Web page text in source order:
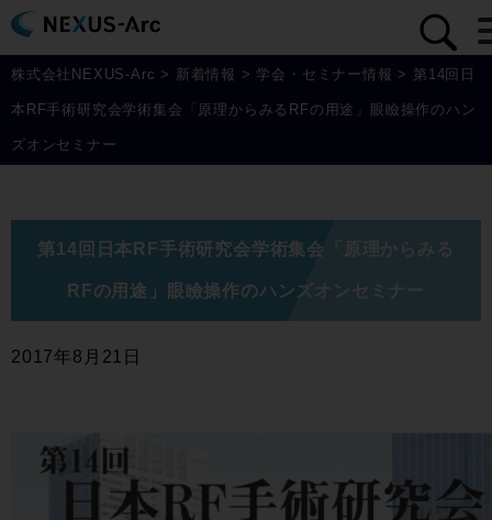
株式会社NEXUS-Arc > 新着情報 >学会・セミナー情報 > 第14回日
本RF手術研究会学術集会「原理からみるRFの用途」眼瞼操作のハン
ズオンセミナー
第14回日本RF手術研究会学術集会「原理からみる
RFの用途」眼瞼操作のハンズオンセミナー
2017年8月21日